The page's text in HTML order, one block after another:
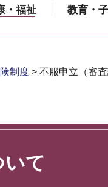
・福祉 教育・
制度 > 不服申立（審
いて